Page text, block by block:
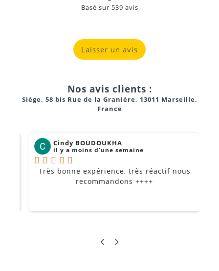
Basé sur 539 avis
Laisser un avis
Nos avis clients :
Siège, 58 bis Rue de la Granière, 13011 Marseille,
France
Cindy BOUDOUKHA
il y a moins d'une semaine
Très bonne expérience, très réactif nous
recommandons ++++